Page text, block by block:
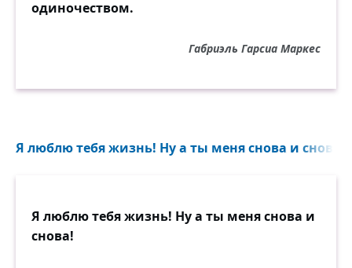
одиночеством.
Габриэль Гарсиа Маркес
Я люблю тебя жизнь! Ну а ты меня снова и снова!..
Я люблю тебя жизнь! Ну а ты меня снова и
снова!